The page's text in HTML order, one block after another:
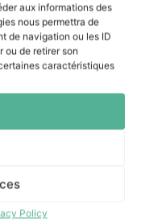
aux informations des
nous permettra de
de navigation ou les ID
ou de retirer son
caractéristiques
Policy